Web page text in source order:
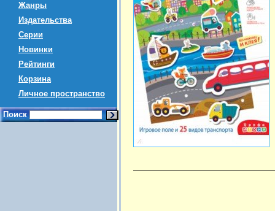
Жанры
Издательства
Серии
Новинки
Рейтинги
Корзина
Личное пространство
Поиск